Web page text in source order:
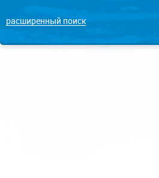
расширенный поиск